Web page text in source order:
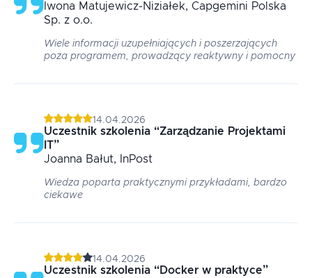
Iwona Matujewicz-Niziałek, Capgemini Polska
Sp. z o.o.
Wiele informacji uzupełniających i poszerzających
poza programem, prowadzący reaktywny i pomocny
14.04.2026
Uczestnik szkolenia “Zarządzanie Projektami
IT”
Joanna Bałut, InPost
Wiedza poparta praktycznymi przykładami, bardzo
ciekawe
14.04.2026
Uczestnik szkolenia “Docker w praktyce”